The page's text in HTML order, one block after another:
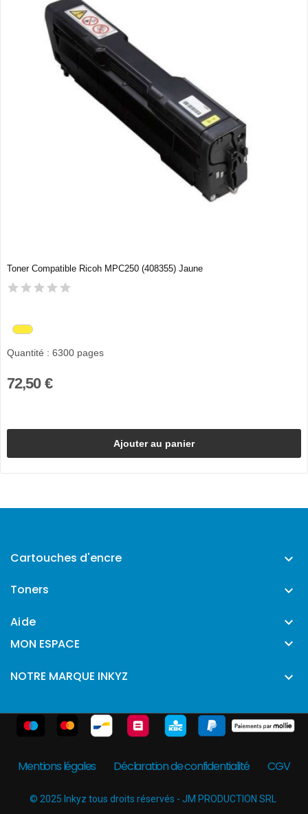
Toner Compatible Ricoh MPC250 (408355) Jaune
Quantité : 6300 pages
72,50 €
Ajouter au panier
Cartouches d'encre 
Toners 
Aide 
MON ESPACE 
NOTRE MARQUE INKYZ 
Mentions légales Déclaration de confidentialité CGV
© 2025 Inkyz tous droits réservés - JM PRODUCTION SRL